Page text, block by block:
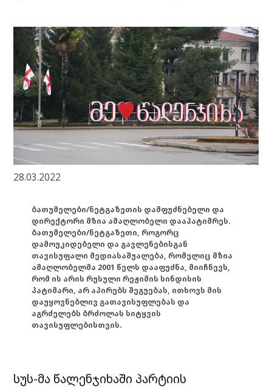
28.03.2022
ბათუმელები/ნეტგაზეთის დამფუძნებელი და
დირექტორი მზია ამაღლობელი დააპატიმრეს.
ბათუმელები/ნეტგაზეთი, როგორც
დამოუკიდებელი და გავლენებისგან
თავისუფალი მედიასაშუალება, რომელიც მზია
ამაღლობელმა 2001 წელს დააფუძნა, მიიჩნევს,
რომ ის არის რუსული რეჟიმის სინდისის
პატიმარი, არ აპირებს შეგუებას, ითხოვს მის
დაუყოვნებლივ გათავისუფლებას და
აგრძელებს ბრძოლას სიტყვის
თავისუფლებისთვის.
სუს-მა წალენჯიხაში პარტიის